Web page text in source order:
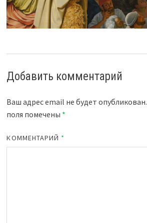
Добавить комментарий
Ваш адрес email не будет опубликован.
поля помечены *
КОММЕНТАРИЙ *